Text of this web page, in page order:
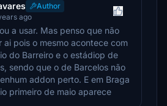
Author
ago
a usar. Mas penso que não
ai pois o mesmo acontece com
do Barreiro e o estádiop de
sendo que o de Barcelos não
addon perto. E em Braga
primeiro de maio aparece